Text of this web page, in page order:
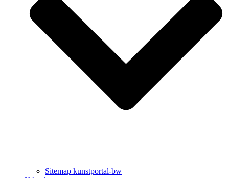
Uli Rothfuss
Harald Schwiers
Sitemap kunstportal-bw